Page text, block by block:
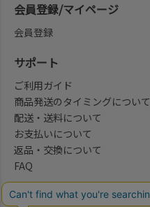
会社概要/お問合せ先
会員登録/マイページ
会員登録
サポート
ご利用ガイド
商品発送のタイミングについて
配送・送料について
お支払いについて
返品・交換について
FAQ